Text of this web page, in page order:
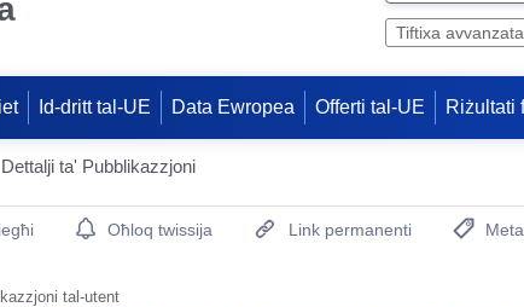
Tiftixa avvanzata
Id-dritt tal-UE Data Ewropea Offerti tal-UE Riżultati
Dettalji ta' Pubblikazzjoni
Portlet
Oħloq twissija Link permanenti
tal-utent